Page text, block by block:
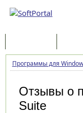
Программы для
Отзывы о
Suite